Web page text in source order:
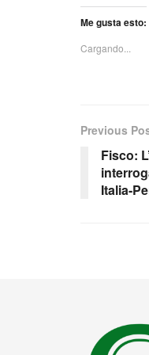
Me gusta esto:
Cargando...
Previous
Fisco:
Italia-